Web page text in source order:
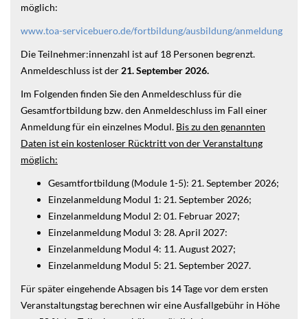
möglich:
www.toa-servicebuero.de/fortbildung/ausbildung/anmeldung
Die Teilnehmer:innenzahl ist auf 18 Personen begrenzt.
Anmeldeschluss ist der 21. September 2026.
Im Folgenden finden Sie den Anmeldeschluss für die
Gesamtfortbildung bzw. den Anmeldeschluss im Fall einer
Anmeldung für ein einzelnes Modul. Bis zu den genannten
Daten ist ein kostenloser Rücktritt von der Veranstaltung
möglich:
Gesamtfortbildung (Module 1-5): 21. September 2026;
Einzelanmeldung Modul 1: 21. September 2026;
Einzelanmeldung Modul 2: 01. Februar 2027;
Einzelanmeldung Modul 3: 28. April 2027:
Einzelanmeldung Modul 4: 11. August 2027;
Einzelanmeldung Modul 5: 21. September 2027.
Für später eingehende Absagen bis 14 Tage vor dem ersten
Veranstaltungstag berechnen wir eine Ausfallgebühr in Höhe